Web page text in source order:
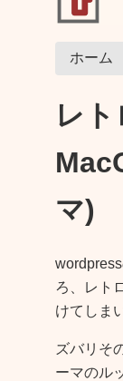
ホーム
レ
マ)
ろ、レト
けてしま
ズバリそ
ーマのル